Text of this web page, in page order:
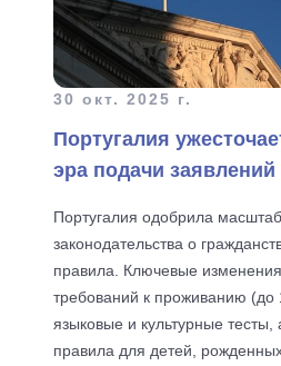
30 окт. 2025 г.
Португалия
эра подачи
Португалия одобрила
законодательства о
правила. Ключевые
требований к проживанию (до
языковые и культурные тесты,
правила для детей,